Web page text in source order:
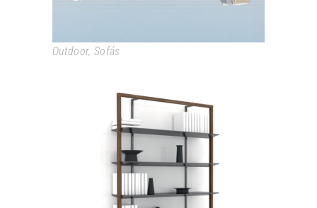
Outdoor, Sofás
ALIX